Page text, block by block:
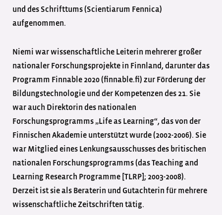
und des Schrifttums (Scientiarum Fennica)
aufgenommen.
Niemi war wissenschaftliche Leiterin mehrerer großer
nationaler Forschungsprojekte in Finnland, darunter das
Programm Finnable 2020 (finnable.fi) zur Förderung der
Bildungstechnologie und der Kompetenzen des 21. Sie
war auch Direktorin des nationalen
Forschungsprogramms „Life as Learning“, das von der
Finnischen Akademie unterstützt wurde (2002-2006). Sie
war Mitglied eines Lenkungsausschusses des britischen
nationalen Forschungsprogramms (das Teaching and
Learning Research Programme [TLRP]; 2003-2008).
Derzeit ist sie als Beraterin und Gutachterin für mehrere
wissenschaftliche Zeitschriften tätig.